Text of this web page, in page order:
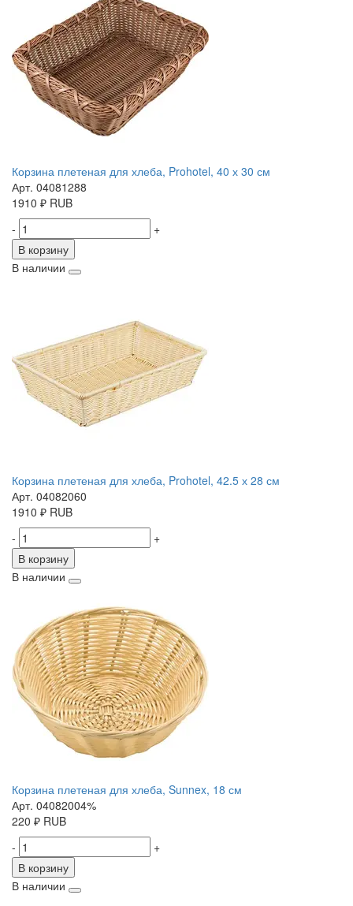
Корзина плетеная для хлеба, Prohotel, 40 х 30 см
Арт. 04081288
1910 ₽ RUB
-
+
В корзину
В наличии
Корзина плетеная для хлеба, Prohotel, 42.5 х 28 см
Арт. 04082060
1910 ₽ RUB
-
+
В корзину
В наличии
Корзина плетеная для хлеба, Sunnex, 18 см
Арт. 04082004%
220 ₽ RUB
-
+
В корзину
В наличии